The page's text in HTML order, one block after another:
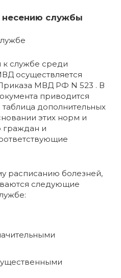
несению службы
службе среди
осуществляется
МВД РФ N 523 . В
приводится
дополнительных
этих норм и
граждан и
расписанию болезней,
следующие